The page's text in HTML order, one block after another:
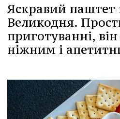
Яскравий паштет
Великодня.
приготуванні,
ніжним і